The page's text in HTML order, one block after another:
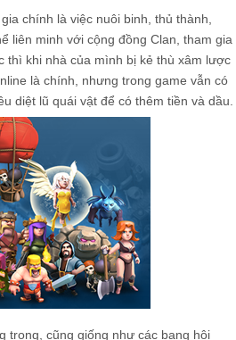
chính là việc nuôi binh, thủ thành,
liên minh với cộng đồng Clan, tham gia
thì khi nhà của mình bị kẻ thù xâm lược
là chính, nhưng trong game vẫn có
diệt lũ quái vật để có thêm tiền và dầu.
trong, cũng giống như các bang hội